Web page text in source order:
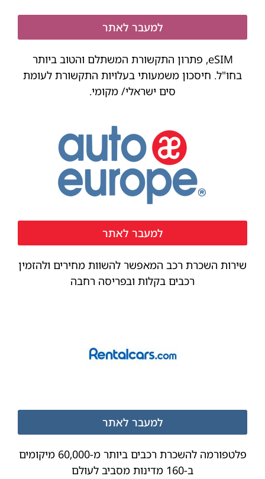
למעבר לאתר
eSIM, פתרון התקשורת המשתלם והטוב ביותר
בחו"ל. חיסכון משמעותי בעלויות התקשורת לעומת
סים ישראלי/ מקומי.
למעבר לאתר
שירות השכרת רכב המאפשר להשוות מחירים ולהזמין
רכבים בקלות ובפריסה רחבה
למעבר לאתר
פלטפורמה להשכרת רכבים ביותר מ-60,000 מיקומים
ב-160 מדינות מסביב לעולם